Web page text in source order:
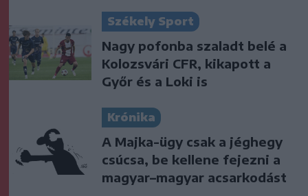
Székely Sport
Nagy pofonba szaladt belé a
Kolozsvári CFR, kikapott a
Győr és a Loki is
Krónika
A Majka-ügy csak a jéghegy
csúcsa, be kellene fejezni a
magyar–magyar acsarkodást